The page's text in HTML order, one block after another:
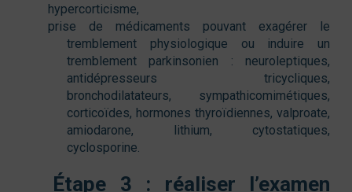
hypercorticisme,
prise de médicaments pouvant exagérer le
tremblement physiologique ou induire un
tremblement parkinsonien : neuroleptiques,
antidépresseurs tricycliques,
bronchodilatateurs, sympathicomimétiques,
corticoïdes, hormones thyroïdiennes, valproate,
amiodarone, lithium, cytostatiques,
cyclosporine.
Étape 3 : réaliser l’examen